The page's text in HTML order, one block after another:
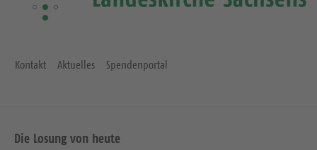
Kontakt Aktuelles Spendenportal
Die Losung von heute